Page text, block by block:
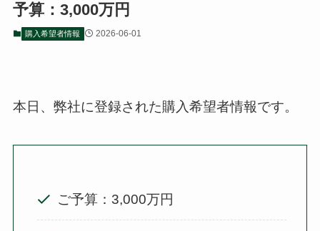
予算：3,000万円
購入希望者情報 2026-06-01
本日、弊社に登録された購入希望者情報です。
ご予算：3,000万円